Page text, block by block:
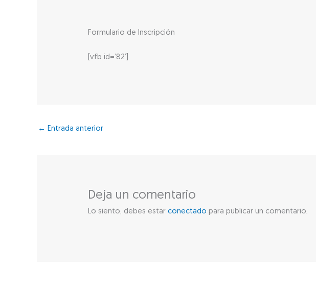
Formulario de Inscripción
[vfb id=’82’]
← Entrada anterior
Deja un comentario
Lo siento, debes estarconectado para publicar un comentario.